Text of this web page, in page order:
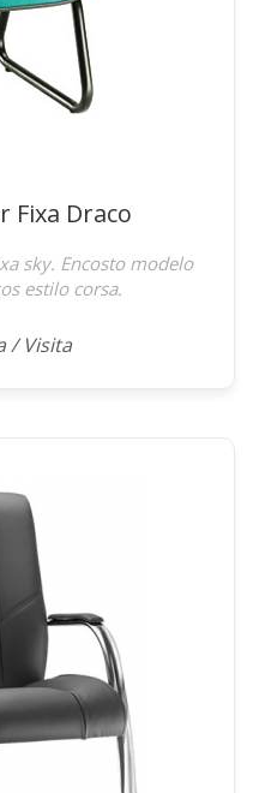
Fixa Draco
sky. Encosto modelo
estilo corsa.
/ Visita